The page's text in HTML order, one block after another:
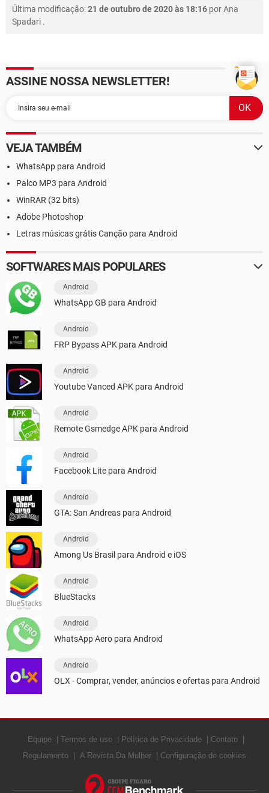
Última modificação:21 de outubro de 2020 às 18:16 porAna
Spadari .
ASSINE NOSSA NEWSLETTER!
VEJA TAMBÉM
WhatsApp para Android
Palco MP3 para Android
WinRAR (32 bits)
Adobe Photoshop
Letras músicas grátis Canção para Android
SOFTWARES MAIS POPULARES
Android
WhatsApp GB para Android
Android
FRP Bypass APK para Android
Android
Youtube Vanced APK para Android
Android
Remote Gsmedge APK para Android
Android
Facebook Lite para Android
Android
GTA: San Andreas para Android
Android
Among Us Brasil para Android e iOS
Android
BlueStacks
Android
WhatsApp Aero para Android
Android
OLX - Comprar, vender, anúncios e ofertas para Android
Equipe Termos de uso Política de Privacidade
Contato
Regulamento
A Revista Da Mulher Configuração de cookies